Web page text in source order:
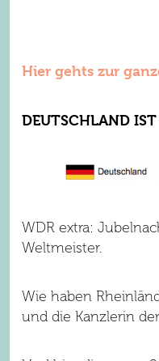
Hier gehts zur
DEUTSCHLAND
WDR extra:
Weltmeister.
Wie haben
und die Kanzlerin